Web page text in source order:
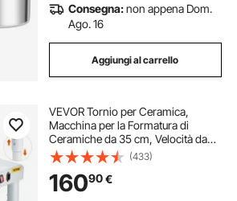
Consegna:non appena Dom.
Ago. 16
Aggiungi al carrello
VEVOR Tornio per Ceramica,
Macchina per la Formatura di
Ceramiche da 35 cm, Velocità da
60 a 300 giri/min, con Accessori
Pedale, Gamba di Sollevamento
Regolabile, Vasca Rimovibile,
Bianco
(433)
16090€